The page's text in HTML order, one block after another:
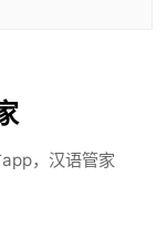
，汉语管家